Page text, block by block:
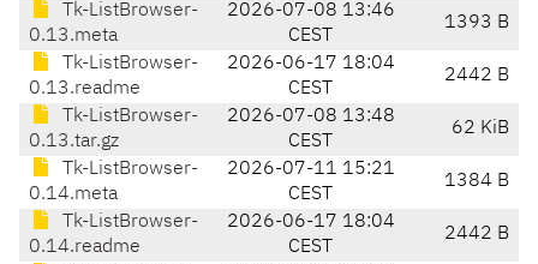
Tk-ListBrowser-
0.13.meta
2026-07-08 13:46
CEST
1393 B
Tk-ListBrowser-
0.13.readme
2026-06-17 18:04
CEST
2442 B
Tk-ListBrowser-
0.13.tar.gz
2026-07-08 13:48
CEST
62 KiB
Tk-ListBrowser-
0.14.meta
2026-07-11 15:21
CEST
1384 B
Tk-ListBrowser-
0.14.readme
2026-06-17 18:04
CEST
2442 B